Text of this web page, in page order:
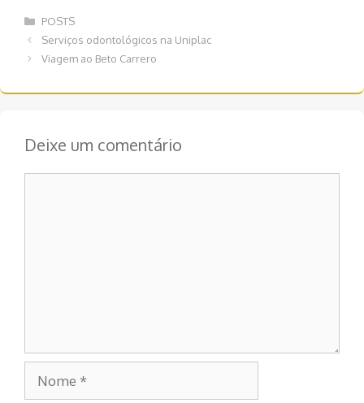
Categorias
POSTS
Navegação
de
Serviços odontológicos na Uniplac
Viagem ao Beto Carrero
Deixe um comentário